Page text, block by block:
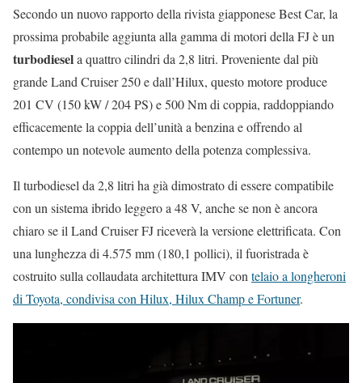
Secondo un nuovo rapporto della rivista giapponese Best Car, la
prossima probabile aggiunta alla gamma di motori della FJ è un
turbodiesela quattro cilindri da 2,8 litri. Proveniente dal più
grande Land Cruiser 250 e dall’Hilux, questo motore produce
201 CV (150 kW / 204 PS) e 500 Nm di coppia, raddoppiando
efficacemente la coppia dell’unità a benzina e offrendo al
contempo un notevole aumento della potenza complessiva.
Il turbodiesel da 2,8 litri ha già dimostrato di essere compatibile
con un sistema ibrido leggero a 48 V, anche se non è ancora
chiaro se il Land Cruiser FJ riceverà la versione elettrificata. Con
una lunghezza di 4.575 mm (180,1 pollici), il fuoristrada è
costruito sulla collaudata architettura IMV con telaio a longheroni
di Toyota, condivisa con Hilux, Hilux Champ e Fortuner.